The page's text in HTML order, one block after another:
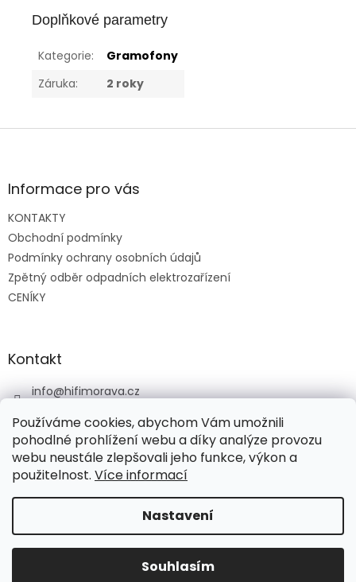
Používáme cookies, abychom Vám umožnili
pohodlné prohlížení webu a díky analýze provozu
webu neustále zlepšovali jeho funkce, výkon a
použitelnost. Více informací
Nastavení
Souhlasím
Doplňkové parametry
Kategorie:
Gramofony
Záruka: 2 roky
Z
aInformace pro vás
KONTAKTY
Obchodní podmínky
Podmínky ochrany osobních údajů
Zpětný odběr odpadních elektrozařízení
CENÍKY
Kontakt
info@hifimorava.cz
+420 722 705 125
+420 774 037 152
HI-FI Morava
Vytvořil Shoptet
HI-FI Morava. Všechna práva vyhrazena.